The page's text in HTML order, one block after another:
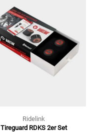
Ridelink
Tireguard RDKS 2er Set